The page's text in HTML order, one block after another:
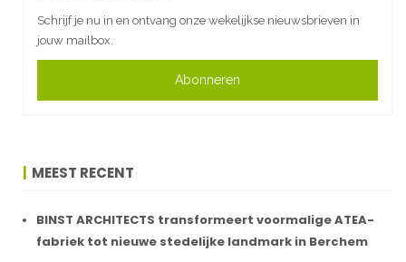
Schrijf je nu in en ontvang onze wekelijkse nieuwsbrieven in
jouw mailbox.
Abonneren
MEEST RECENT
BINST ARCHITECTS transformeert voormalige ATEA-
fabriek tot nieuwe stedelijke landmark in Berchem